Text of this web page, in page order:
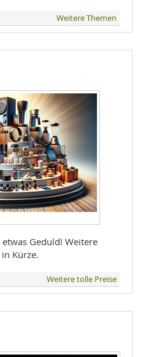
Weitere Themen
Geduld! Weitere
Kürze.
Weitere tolle Preise